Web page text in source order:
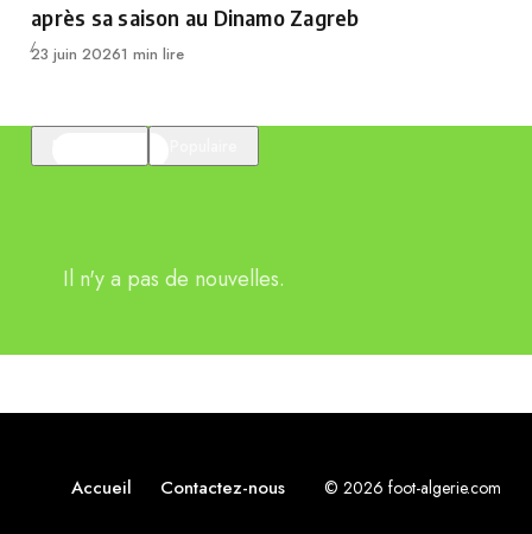
après sa saison au Dinamo Zagreb
Publié
23 juin 20261 min lire
Il n'y a pas de nouvelles.
Accueil Contactez-nous © 2026 foot-algerie.com